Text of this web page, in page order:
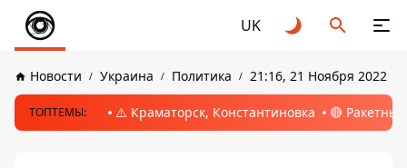
UK
Новости Украина Политика 21:16, 21 Ноября 2022
ТОПТЕМЫ: ⚠️ Краматорск, Константиновка 🔴